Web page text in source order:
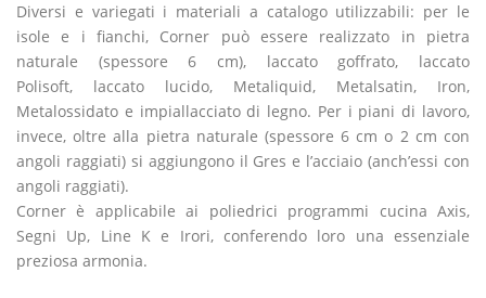
Diversi e variegati i materiali a catalogo utilizzabili: per le
isole e i fianchi, Corner può essere realizzato in pietra
naturale (spessore 6 cm), laccato goffrato, laccato
Polisoft, laccato lucido, Metaliquid, Metalsatin, Iron,
Metalossidato e impiallacciato di legno. Per i piani di lavoro,
invece, oltre alla pietra naturale (spessore 6 cm o 2 cm con
angoli raggiati) si aggiungono il Gres e l’acciaio (anch’essi con
angoli raggiati).
Corner è applicabile ai poliedrici programmi cucina Axis,
Segni Up, Line K e Irori, conferendo loro una essenziale
preziosa armonia.